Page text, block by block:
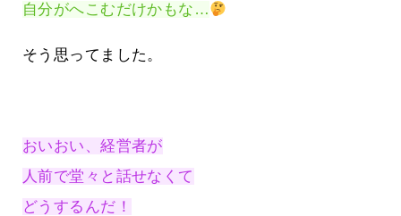
自分がへこむだけかもな…
そう思ってました。
おいおい、経営者が
人前で堂々と話せなくて
どうするんだ！